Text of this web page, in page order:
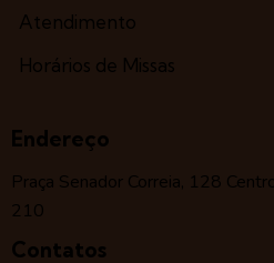
Atendimento
Horários de Missas
Endereço
Praça Senador Correia, 128
210
Contatos